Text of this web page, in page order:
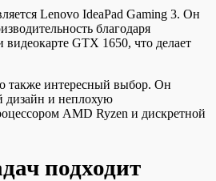
Lenovo IdeaPad Gaming 3. Он
благодаря
GTX 1650, что делает
также интересный выбор. Он
дизайн и неплохую
AMD Ryzen и дискретной
подходит